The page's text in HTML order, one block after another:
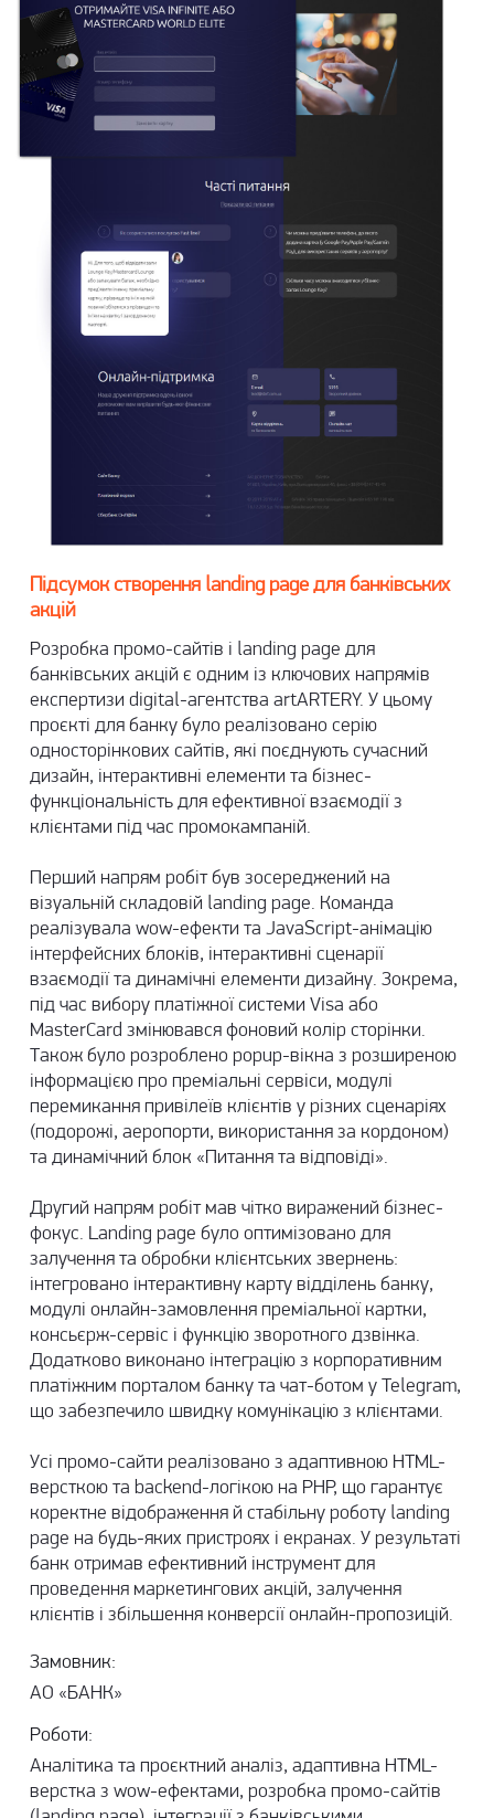
Підсумок створення landing page для банківських
акцій
Розробка промо-сайтів і landing page для
банківських акцій є одним із ключових напрямів
експертизи digital-агентства artARTERY. У цьому
проєкті для банку було реалізовано серію
односторінкових сайтів, які поєднують сучасний
дизайн, інтерактивні елементи та бізнес-
функціональність для ефективної взаємодії з
клієнтами під час промокампаній.
Перший напрям робіт був зосереджений на
візуальній складовій landing page. Команда
реалізувала wow-ефекти та JavaScript-анімацію
інтерфейсних блоків, інтерактивні сценарії
взаємодії та динамічні елементи дизайну. Зокрема,
під час вибору платіжної системи Visa або
MasterCard змінювався фоновий колір сторінки.
Також було розроблено popup-вікна з розширеною
інформацією про преміальні сервіси, модулі
перемикання привілеїв клієнтів у різних сценаріях
(подорожі, аеропорти, використання за кордоном)
та динамічний блок «Питання та відповіді».
Другий напрям робіт мав чітко виражений бізнес-
фокус. Landing page було оптимізовано для
залучення та обробки клієнтських звернень:
інтегровано інтерактивну карту відділень банку,
модулі онлайн-замовлення преміальної картки,
консьєрж-сервіс і функцію зворотного дзвінка.
Додатково виконано інтеграцію з корпоративним
платіжним порталом банку та чат-ботом у Telegram,
що забезпечило швидку комунікацію з клієнтами.
Усі промо-сайти реалізовано з адаптивною HTML-
версткою та backend-логікою на PHP, що гарантує
коректне відображення й стабільну роботу landing
page на будь-яких пристроях і екранах. У результаті
банк отримав ефективний інструмент для
проведення маркетингових акцій, залучення
клієнтів і збільшення конверсії онлайн-пропозицій.
Замовник:
АО «БАНК»
Роботи:
Аналітика та проєктний аналіз, адаптивна HTML-
верстка з wow-ефектами, розробка промо-сайтів